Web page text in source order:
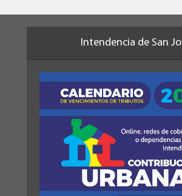
Intendencia de San